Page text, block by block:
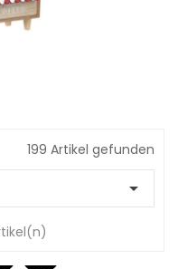
199 Artikel gefunden
